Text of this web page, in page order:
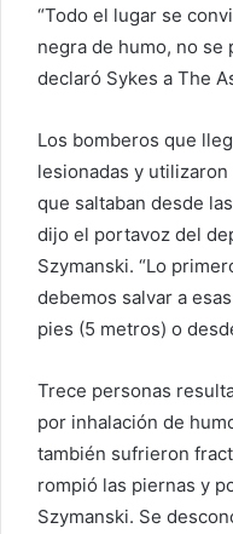
“Todo el lugar se
negra de humo, no se
declaró Sykes a The
Los bomberos que
lesionadas y
que saltaban desde
dijo el portavoz del
Szymanski. “Lo
debemos salvar a
pies (5 metros) o
Trece personas
por inhalación de
también sufrieron
rompió las piernas y
Szymanski. Se